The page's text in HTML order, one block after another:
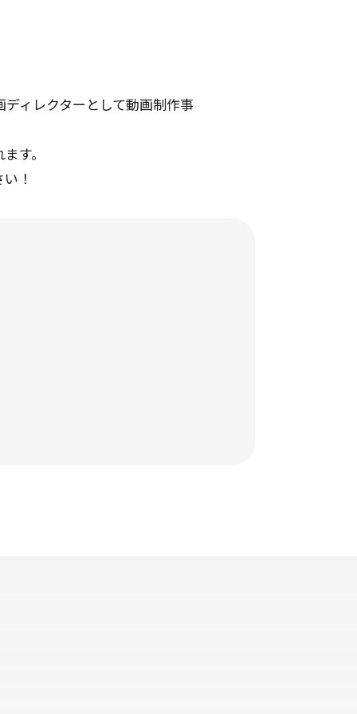
ィレクターとして動画制作事
す。
！